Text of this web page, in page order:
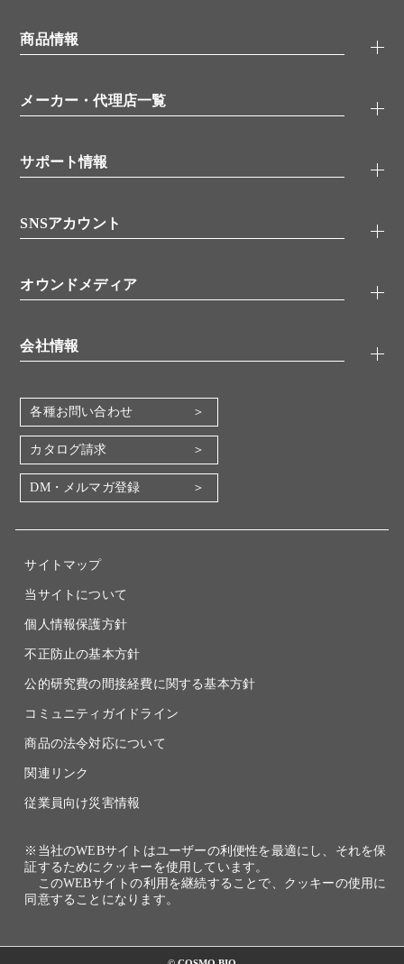
ELISA/ELISpot検索
品番検索
無料サンプル
ウェビナー （オンラインセミナー）
学会・展示スケジュール
商品情報
抗体
シグナル伝達
糖類／レクチン
分子生物
バイオメディカル(環境・食品)
機器・消耗品
メーカー・代理店一覧
代理店
サポート情報
アプリケーションノート
書類ダウンロード
SNSアカウント
YouTube
オウンドメディア
会社情報
会社概要
地図・アクセス（本社）
IR情報
電子公告
各種お問い合わせ
カタログ請求
DM・メルマガ登録
サイトマップ
当サイトについて
個人情報保護方針
不正防止の基本方針
公的研究費の間接経費に関する基本方針
コミュニティガイドライン
商品の法令対応について
関連リンク
従業員向け災害情報
※当社のWEBサイトはユーザーの利便性を最適にし、それを保
証するためにクッキーを使用しています。
このWEBサイトの利用を継続することで、クッキーの使用に
同意することになります。